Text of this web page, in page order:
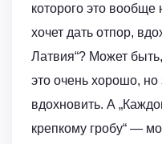
которого это вообще
хочет дать отпор,
Латвия“? Может
это очень хорошо, но
вдохновить. А
крепкому гробу“ —